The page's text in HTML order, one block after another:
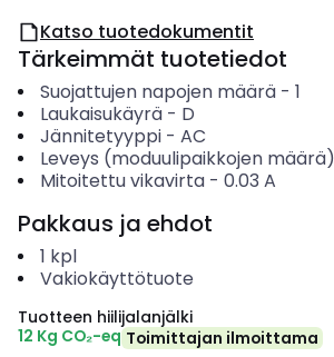
Katso tuotedokumentit
Tärkeimmät tuotetiedot
Suojattujen napojen määrä- 1
Laukaisukäyrä- D
Jännitetyyppi- AC
Leveys (moduulipaikkojen määrä)
Mitoitettu vikavirta- 0.03 A
Pakkaus ja ehdot
1 kpl
Vakiokäyttötuote
Tuotteen hiilijalanjälki
12 Kg CO₂-eq Toimittajan ilmoittama